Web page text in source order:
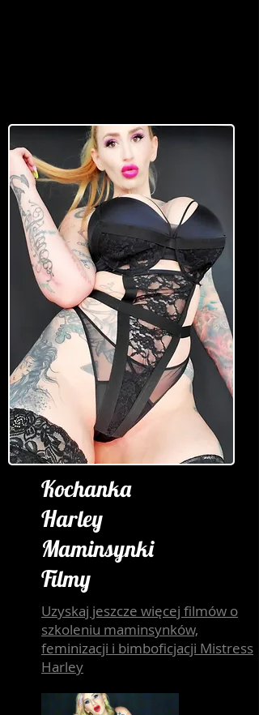
Kochanka
Harley
Maminsynki
Filmy
Uzyskaj jeszcze więcej filmów o
szkoleniu maminsynków,
feminizacji i bimboficjacji Mistress
Harley